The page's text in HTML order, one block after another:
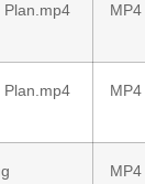
Plan.mp4 MP4
Plan.mp4 MP4
MP4